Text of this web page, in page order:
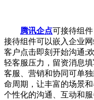
腾讯企点可接待组
接待组件可以嵌入企业
客户点击即刻开始沟通;
轻客服压力，留资消息
客服、营销和协同可单
命周期，让丰富的场景
个性化的沟通、互动和服